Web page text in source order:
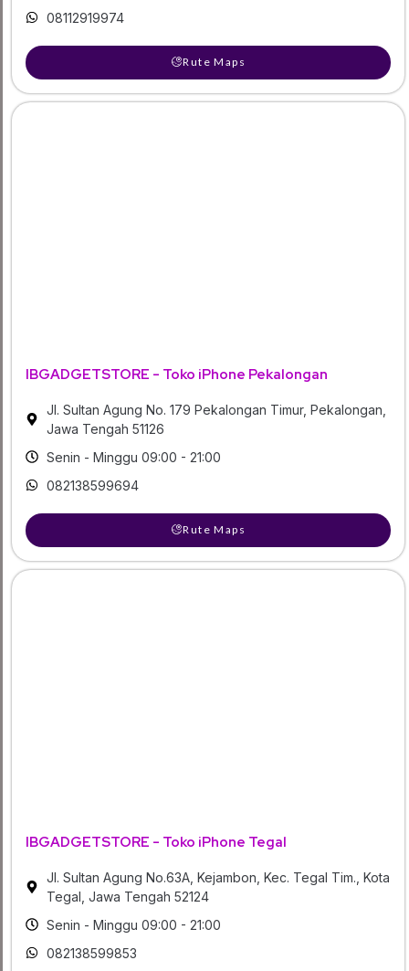
08112919974
Rute Maps
IBGADGETSTORE - Toko iPhone Pekalongan
Jl. Sultan Agung No. 179 Pekalongan Timur, Pekalongan,
Jawa Tengah 51126
Senin - Minggu 09:00 - 21:00
082138599694
Rute Maps
IBGADGETSTORE - Toko iPhone Tegal
Jl. Sultan Agung No.63A, Kejambon, Kec. Tegal Tim., Kota
Tegal, Jawa Tengah 52124
Senin - Minggu 09:00 - 21:00
082138599853